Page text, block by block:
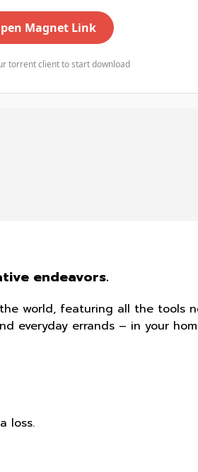
Magnet Link
torrent client to start download
endeavors.
world, featuring all the tools
everyday errands – in your
loss.